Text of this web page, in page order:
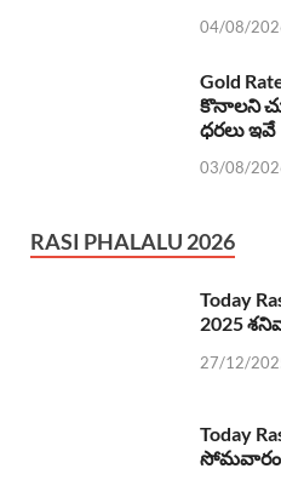
04/08/
Gold
కొనాలని
ధరలు ఇవే
03/08/
RASI PHALALU 2026
Today
2025
27/12/
Today
సోమవారం